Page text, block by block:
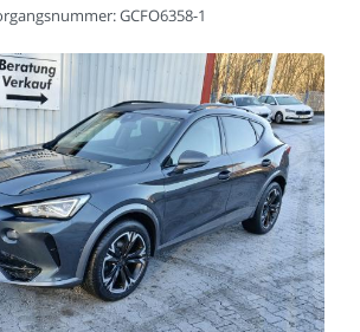
GCFO6358-1